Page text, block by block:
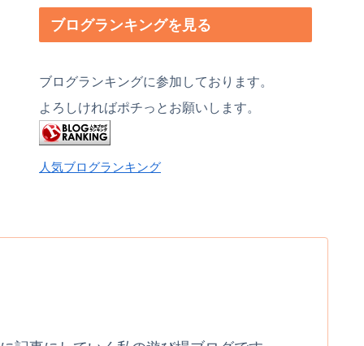
ブログランキングを見る
ブログランキングに参加しております。
よろしければポチっとお願いします。
人気ブログランキング